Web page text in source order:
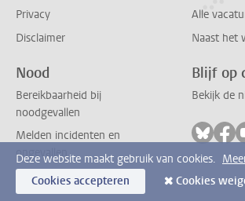
Privacy
Disclaimer
Alle
Naast het
Nood
Bereikbaarheid bij
noodgevallen
Melden incidenten en
ongevallen
Blijf op
Bekijk de
Volg
Deze website maakt gebruik van cookies.
Cookies accepteren
Cookies